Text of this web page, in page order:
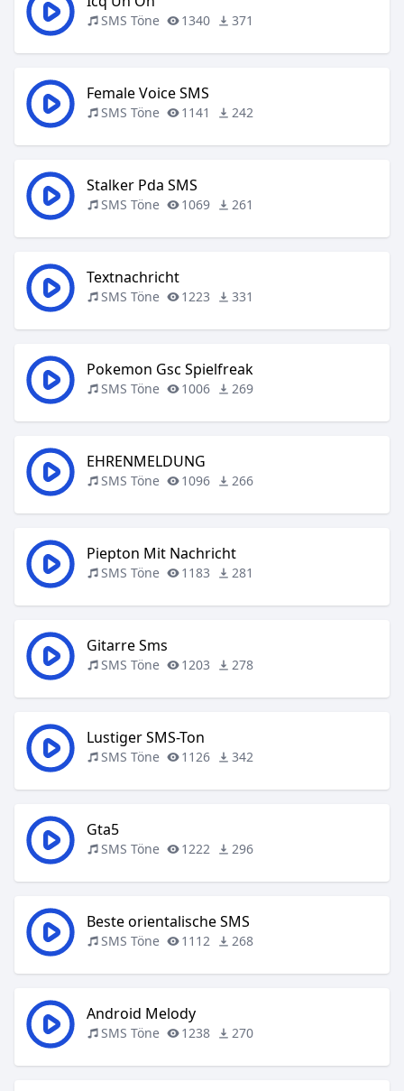
SMS Töne 1340 371
Female Voice SMS
SMS Töne 1141 242
Stalker Pda SMS
SMS Töne 1069 261
Textnachricht
SMS Töne 1223 331
Pokemon Gsc Spielfreak
SMS Töne 1006 269
EHRENMELDUNG
SMS Töne 1096 266
Piepton Mit Nachricht
SMS Töne 1183 281
Gitarre Sms
SMS Töne 1203 278
Lustiger SMS-Ton
SMS Töne 1126 342
Gta5
SMS Töne 1222 296
Beste orientalische SMS
SMS Töne 1112 268
Android Melody
SMS Töne 1238 270